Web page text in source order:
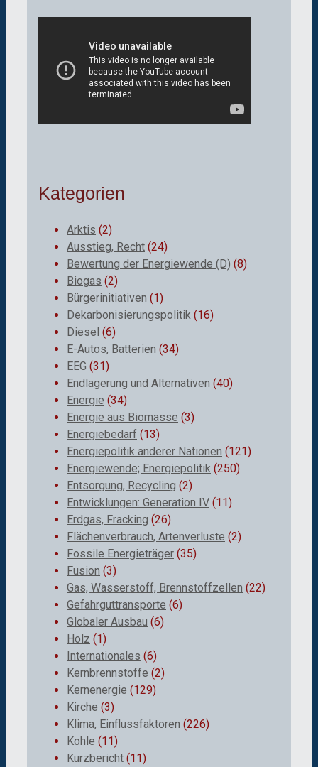
Kategorien
Arktis (2)
Ausstieg, Recht (24)
Bewertung der Energiewende (D) (8)
Biogas (2)
Bürgerinitiativen (1)
Dekarbonisierungspolitik (16)
Diesel (6)
E-Autos, Batterien (34)
EEG (31)
Endlagerung und Alternativen (40)
Energie (34)
Energie aus Biomasse (3)
Energiebedarf (13)
Energiepolitik anderer Nationen (121)
Energiewende; Energiepolitik (250)
Entsorgung, Recycling (2)
Entwicklungen: Generation IV (11)
Erdgas, Fracking (26)
Flächenverbrauch, Artenverluste (2)
Fossile Energieträger (35)
Fusion (3)
Gas, Wasserstoff, Brennstoffzellen (22)
Gefahrguttransporte (6)
Globaler Ausbau (6)
Holz (1)
Internationales (6)
Kernbrennstoffe (2)
Kernenergie (129)
Kirche (3)
Klima, Einflussfaktoren (226)
Kohle (11)
Kurzbericht (11)